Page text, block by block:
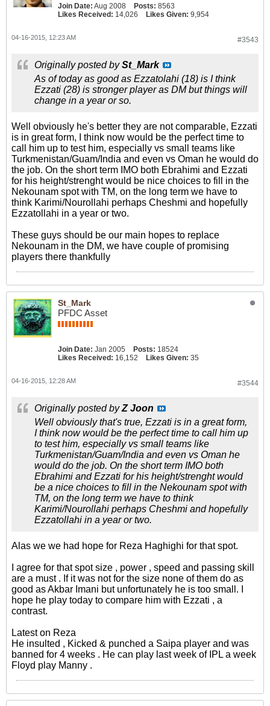
Join Date: Aug 2008 Posts: 8563
Likes Received: 14,026 Likes Given: 9,954
#3543
04-16-2015, 12:23 AM
Originally posted bySt_Mark
As of today as good as Ezzatolahi (18) is I think
Ezzati (28) is stronger player as DM but things will
change in a year or so.
Well obviously he's better they are not comparable, Ezzati
is in great form, I think now would be the perfect time to
call him up to test him, especially vs small teams like
Turkmenistan/Guam/India and even vs Oman he would do
the job. On the short term IMO both Ebrahimi and Ezzati
for his height/strenght would be nice choices to fill in the
Nekounam spot with TM, on the long term we have to
think Karimi/Nourollahi perhaps Cheshmi and hopefully
Ezzatollahi in a year or two.
These guys should be our main hopes to replace
Nekounam in the DM, we have couple of promising
players there thankfully
St_Mark
PFDC Asset
Join Date: Jan 2005 Posts: 18524
Likes Received: 16,152 Likes Given: 35
#3544
04-16-2015, 12:28 AM
Originally posted byZ Joon
Well obviously that's true, Ezzati is in a great form,
I think now would be the perfect time to call him up
to test him, especially vs small teams like
Turkmenistan/Guam/India and even vs Oman he
would do the job. On the short term IMO both
Ebrahimi and Ezzati for his height/strenght would
be a nice choices to fill in the Nekounam spot with
TM, on the long term we have to think
Karimi/Nourollahi perhaps Cheshmi and hopefully
Ezzatollahi in a year or two.
Alas we we had hope for Reza Haghighi for that spot.
I agree for that spot size , power , speed and passing skill
are a must . If it was not for the size none of them do as
good as Akbar Imani but unfortunately he is too small. I
hope he play today to compare him with Ezzati , a
contrast.
Latest on Reza
He insulted , Kicked & punched a Saipa player and was
banned for 4 weeks . He can play last week of IPL a week
Floyd play Manny .